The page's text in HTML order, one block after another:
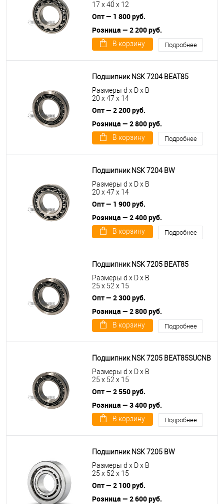
17 x 40 x 12
Опт — 1 800 руб.
Розница — 2 200 руб.
В корзину Подробнее
Подшипник NSK 7204 BEAT85
Размеры d x D x B
20 x 47 x 14
Опт — 2 200 руб.
Розница — 2 800 руб.
В корзину Подробнее
Подшипник NSK 7204 BW
Размеры d x D x B
20 x 47 x 14
Опт — 1 900 руб.
Розница — 2 400 руб.
В корзину Подробнее
Подшипник NSK 7205 BEAT85
Размеры d x D x B
25 x 52 x 15
Опт — 2 300 руб.
Розница — 2 800 руб.
В корзину Подробнее
Подшипник NSK 7205 BEAT85SUCNB
Размеры d x D x B
25 x 52 x 15
Опт — 2 550 руб.
Розница — 3 400 руб.
В корзину Подробнее
Подшипник NSK 7205 BW
Размеры d x D x B
25 x 52 x 15
Опт — 2 100 руб.
Розница — 2 600 руб.